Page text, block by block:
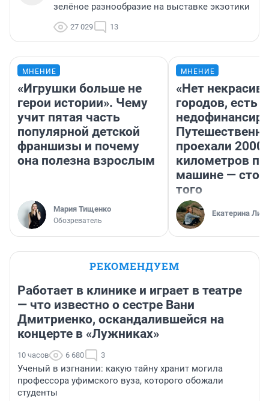
зелёное разнообразие на выставке экзотики
27 029 13
МНЕНИЕ
«Игрушки больше не
герои истории». Чему
учит пятая часть
популярной детской
франшизы и почему
она полезна взрослым
Мария Тищенко
Обозреватель
МНЕНИЕ
«Нет
городов, есть
проехали 2000
километров по
машине —
того
Екатерина
РЕКОМЕНДУЕМ
Работает в клинике и играет в театре
— что известно о сестре Вани
Дмитриенко, оскандалившейся на
концерте в «Лужниках»
10 часов 6 680 3
Ученый в изгнании: какую тайну хранит могила
профессора уфимского вуза, которого обожали
студенты